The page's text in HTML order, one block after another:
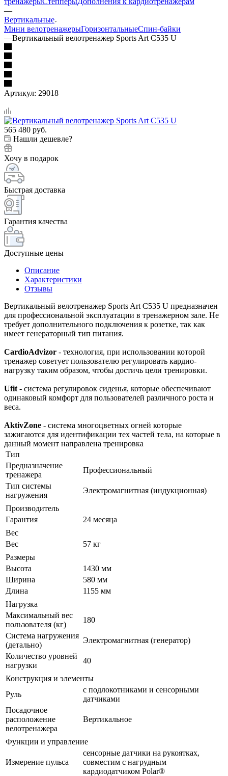
—
Вертикальные
Мини велотренажерыГоризонтальныеСпин-байки
—Вертикальный велотренажер Sports Art C535 U
Артикул: 29018
565 480 руб.
Нашли дешевле?
Хочу в подарок
Быстрая доставка
Гарантия качества
Доступные цены
Описание
Характеристики
Отзывы
Вертикальный велотренажер Sports Art C535 U предназначен
для профессиональной эксплуатации в тренажерном зале. Не
требует дополнительного подключения к розетке, так как
имеет генераторный тип питания.
CardioAdvizor - технология, при использовании которой
тренажер советует пользователю регулировать кардио-
нагрузку таким образом, чтобы достичь цели тренировки.
Ufit - система регулировок сиденья, которые обеспечивают
одинаковый комфорт для пользователей различного роста и
веса.
AktivZone - система многоцветных огней которые
зажигаются для идентификации тех частей тела, на которые в
данный момент направлена тренировка
Тип
Предназначение
тренажера
Профессиональный
Тип системы
нагружения
Электромагнитная (индукционная)
Производитель
Гарантия
24 месяца
Вес
Вес
57 кг
Размеры
Высота
1430 мм
Ширина
580 мм
Длина
1155 мм
Нагрузка
Максимальный вес
пользователя (кг)
180
Система нагружения
(детально)
Электромагнитная (генератор)
Количество уровней
нагрузки
40
Конструкция и элементы
Руль
с подлокотниками и сенсорными
датчиками
Посадочное
расположение
велотренажера
Вертикальное
Функции и управление
Измерение пульса
сенсорные датчики на рукоятках,
совместим с нагрудным
кардиодатчиком Polar®